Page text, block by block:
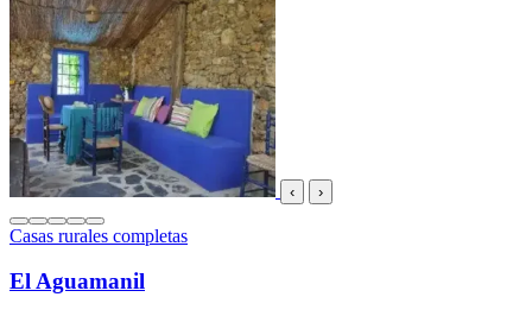
‹ ›
Casas rurales completas
El Aguamanil